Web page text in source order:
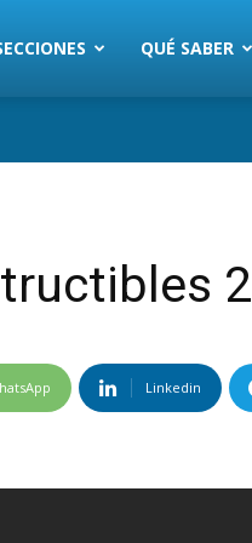
QUÉ SABER
2
Linkedin